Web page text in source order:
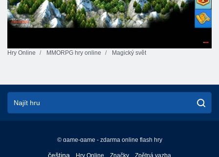
Hry Online MMORPG hry online Magický svět
© game-game - zdarma online flash hry
čeština
English